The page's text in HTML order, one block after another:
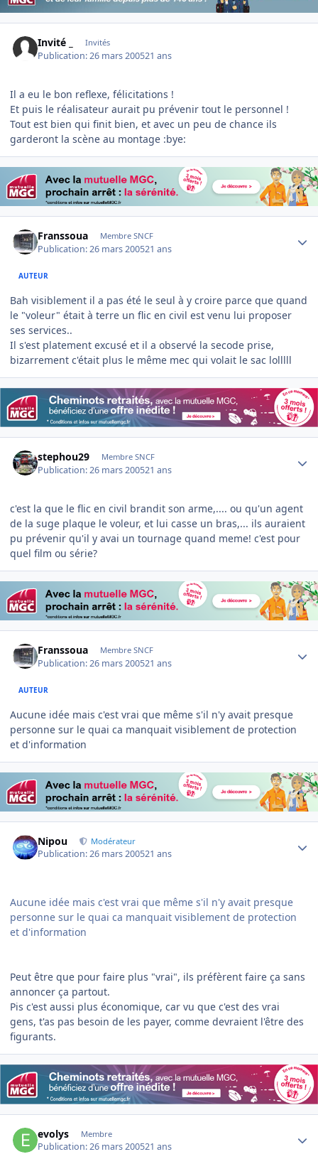
Invité _ Invités
Publication:26 mars 200521 ans
Il a eu le bon reflexe, félicitations !
Et puis le réalisateur aurait pu prévenir tout le personnel !
Tout est bien qui finit bien, et avec un peu de chance ils
garderont la scène au montage :bye:
Franssoua Membre SNCF
Publication:26 mars 200521 ans
AUTEUR
Bah visiblement il a pas été le seul à y croire parce que quand
le "voleur" était à terre un flic en civil est venu lui proposer
ses services..
Il s'est platement excusé et il a observé la secode prise,
bizarrement c'était plus le même mec qui volait le sac lolllll
stephou29 Membre SNCF
Publication:26 mars 200521 ans
c'est la que le flic en civil brandit son arme,.... ou qu'un agent
de la suge plaque le voleur, et lui casse un bras,... ils auraient
pu prévenir qu'il y avai un tournage quand meme! c'est pour
quel film ou série?
Franssoua Membre SNCF
Publication:26 mars 200521 ans
AUTEUR
Aucune idée mais c'est vrai que même s'il n'y avait presque
personne sur le quai ca manquait visiblement de protection
et d'information
Nipou Modérateur
Publication:26 mars 200521 ans
Aucune idée mais c'est vrai que même s'il n'y avait presque
personne sur le quai ca manquait visiblement de protection
et d'information
Peut être que pour faire plus "vrai", ils préfèrent faire ça sans
annoncer ça partout.
Pis c'est aussi plus économique, car vu que c'est des vrai
gens, t'as pas besoin de les payer, comme devraient l'être des
figurants.
evolys Membre
Publication:26 mars 200521 ans